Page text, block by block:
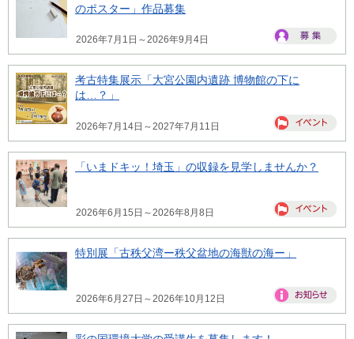
のポスター」作品募集
2026年7月1日～2026年9月4日
考古特集展示「大宮公園内遺跡 博物館の下に
は…？」
2026年7月14日～2027年7月11日
「いまドキッ！埼玉」の収録を見学しませんか？
2026年6月15日～2026年8月8日
特別展「古秩父湾ー秩父盆地の海獣の海ー」
2026年6月27日～2026年10月12日